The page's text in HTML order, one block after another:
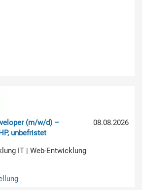
08.08.2026
(m/w/d) –
unbefristet
IT | Web-Entwicklung